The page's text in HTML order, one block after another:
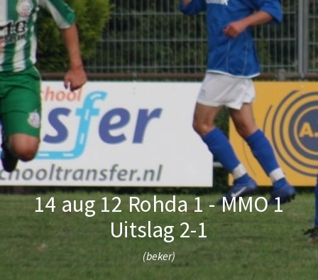
14 aug 12 Rohda 1 - MMO 1
Uitslag 2-1
(beker)